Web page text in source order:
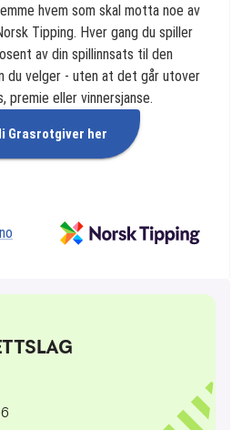
hvem som skal motta noe av
Tipping. Hver gang du spiller
av din spillinnsats til den
du velger - uten at det går utover
premie eller vinnersjanse.
Grasrotgiver her